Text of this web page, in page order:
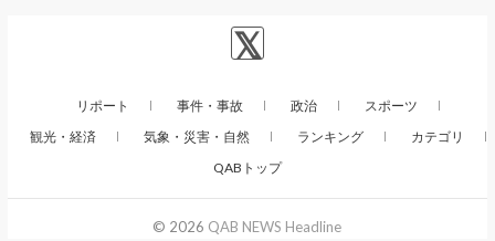
リポート 事件・事故 政治
スポーツ
観光・経済
気象・災害・自然 ランキング
カテゴリ
QABトップ
© 2026 QAB NEWS Headline